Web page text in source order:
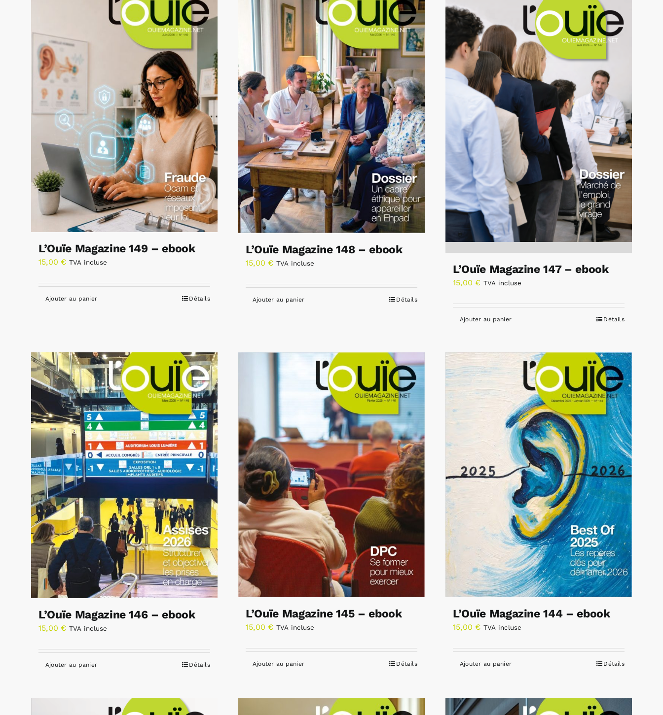
L’Ouïe Magazine 149 – ebook
15,00 € TVA incluse
Ajouter au panier Détails
L’Ouïe Magazine 148 – ebook
15,00 € TVA incluse
Ajouter au panier Détails
L’Ouïe Magazine 147 – ebook
15,00 € TVA incluse
Ajouter au panier Détails
L’Ouïe Magazine 146 – ebook
15,00 € TVA incluse
Ajouter au panier Détails
L’Ouïe Magazine 145 – ebook
15,00 € TVA incluse
Ajouter au panier Détails
L’Ouïe Magazine 144 – ebook
15,00 € TVA incluse
Ajouter au panier Détails